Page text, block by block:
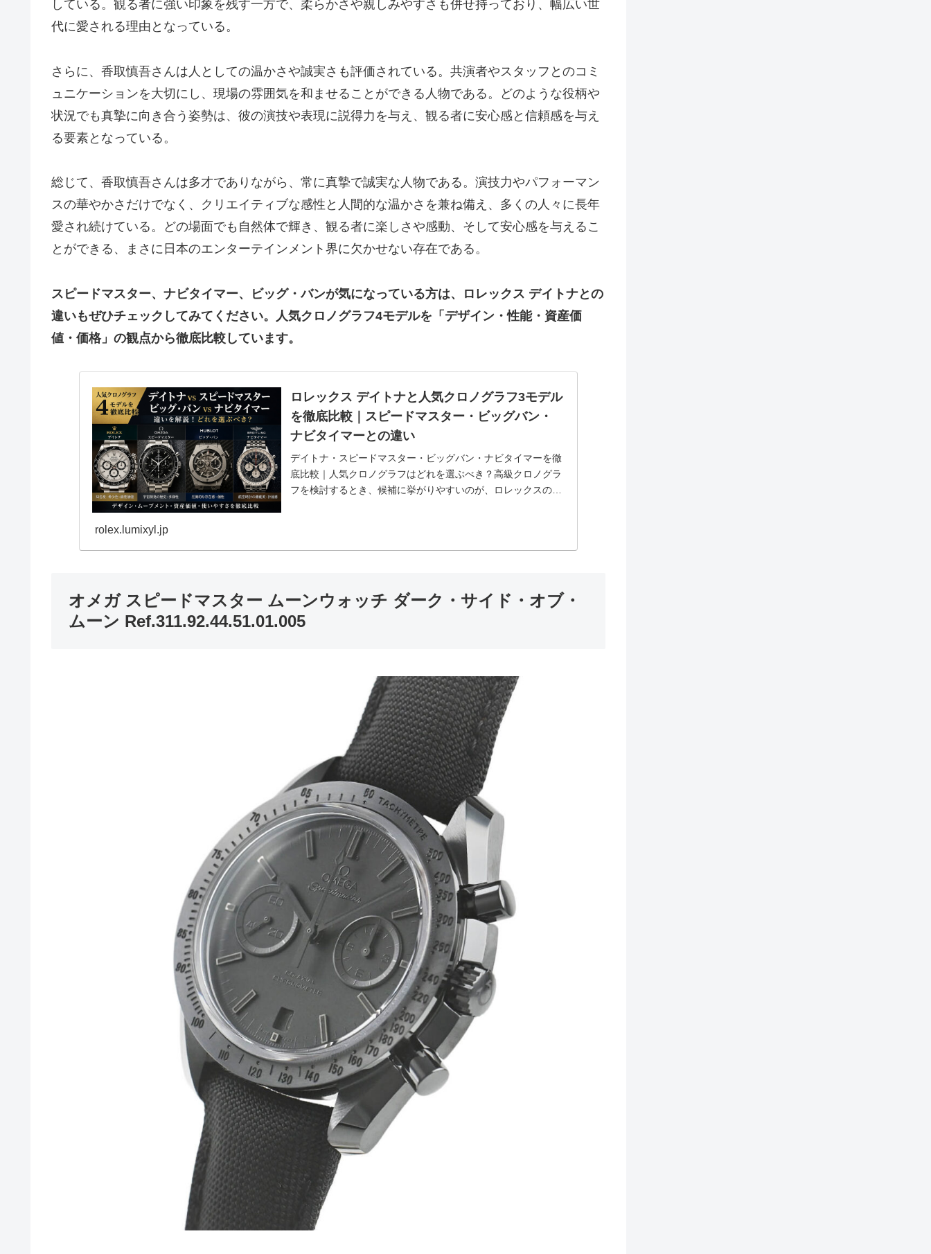
している。観る者に強い印象を残す一方で、柔らかさや親しみやすさも併せ持っており、幅広い世
代に愛される理由となっている。
さらに、香取慎吾さんは人としての温かさや誠実さも評価されている。共演者やスタッフとのコミ
ュニケーションを大切にし、現場の雰囲気を和ませることができる人物である。どのような役柄や
状況でも真摯に向き合う姿勢は、彼の演技や表現に説得力を与え、観る者に安心感と信頼感を与え
る要素となっている。
総じて、香取慎吾さんは多才でありながら、常に真摯で誠実な人物である。演技力やパフォーマン
スの華やかさだけでなく、クリエイティブな感性と人間的な温かさを兼ね備え、多くの人々に長年
愛され続けている。どの場面でも自然体で輝き、観る者に楽しさや感動、そして安心感を与えるこ
とができる、まさに日本のエンターテインメント界に欠かせない存在である。
スピードマスター、ナビタイマー、ビッグ・バンが気になっている方は、ロレックス デイトナとの
違いもぜひチェックしてみてください。人気クロノグラフ4モデルを「デザイン・性能・資産価
値・価格」の観点から徹底比較しています。
ロレックス デイトナと人気クロノグラフ3モデル
を徹底比較｜スピードマスター・ビッグバン・
ナビタイマーとの違い
デイトナ・スピードマスター・ビッグバン・ナビタイマーを徹
底比較｜人気クロノグラフはどれを選ぶべき？高級クロノグラ
フを検討するとき、候補に挙がりやすいのが、ロレックスのコ
rolex.lumixyl.jp
オメガ スピードマスター ムーンウォッチ ダーク・サイド・オブ・
ムーン Ref.311.92.44.51.01.005